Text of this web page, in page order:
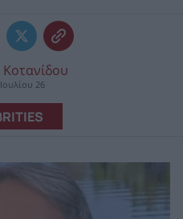
Κοτανίδου
26